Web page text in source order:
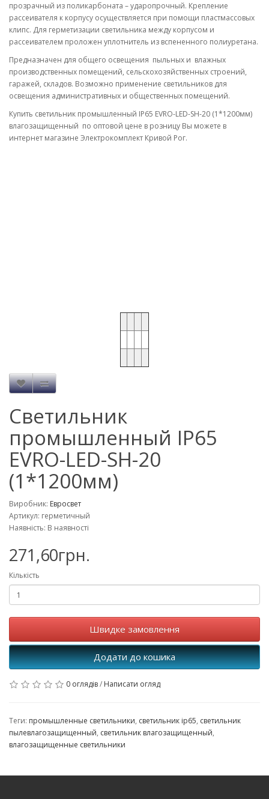
прозрачный из поликарбоната – ударопрочный. Крепление
рассеивателя к корпусу осуществляется при помощи пластмассовых
клипс. Для герметизации светильника между корпусом и
рассеивателем проложен уплотнитель из вспененного полиуретана.
Предназначен для общего освещения пыльных и влажных
производственных помещений, сельскохозяйственных строений,
гаражей, складов. Возможно применение светильников для
освещения административных и общественных помещений.
Купить светильник промышленный IP65 EVRO-LED-SH-20 (1*1200мм)
влагозащищенный по оптовой цене в розницу Вы можете в
интернет магазине Электрокомплект Кривой Рог.
Cветильник
промышленный IP65
EVRO-LED-SH-20
(1*1200мм)
Виробник: Евросвет
Артикул: герметичный
Наявність: В наявності
271,60грн.
Кількість
Швидке замовлення
Додати до кошика
0 оглядів/ Написати огляд
Теги: промышленные светильники, светильник ip65, светильник
пылевлагозащищенный, светильник влагозащищенный,
влагозащищенные светильники